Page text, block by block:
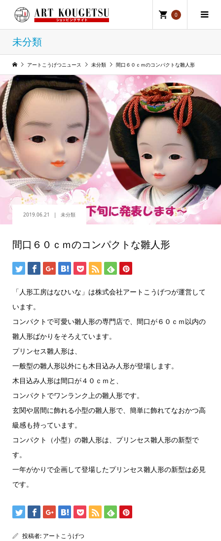
0
未分類
アートこうげつニュース 未分類 間口６０ｃｍのコンパクトな雛人形
2019.06.21 未分類
間口６０ｃｍのコンパクトな雛人形
「人形工房はなひいな」は株式会社アートこうげつが運営して
います。
コンパクトで可愛い雛人形の専門店で、間口が６０ｃｍ以内の
雛人形ばかりをそろえています。
プリンセス雛人形は、
一般型の雛人形以外にも木目込み人形が登場します。
木目込み人形は間口が４０ｃｍと、
コンパクトでワンランク上の雛人形です。
玄関や居間に飾れる小型の雛人形で、簡単に飾れてなおかつ高
級感も持っています。
コンパクト（小型）の雛人形は、プリンセス雛人形の新型で
す。
一年がかりで企画して登場したプリンセス雛人形の新型は必見
です。
投稿者: アートこうげつ